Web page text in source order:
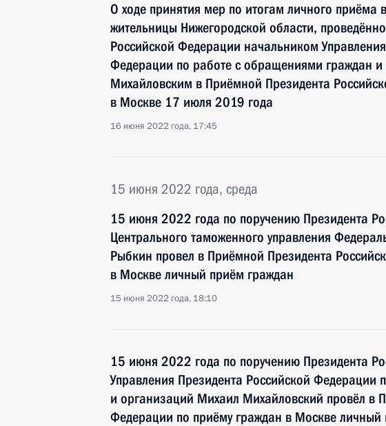
О ходе принятия мер по итогам личного приёма
жительницы Нижегородской области,
Российской Федерации начальником
Федерации по работе с обращениями граждан
Михайловским в Приёмной Президента
в Москве 17 июля 2019 года
16 июня 2022 года, 17:45
15 июня 2022 года, среда
15 июня 2022 года по поручению Президента
Центрального таможенного управления
Рыбкин провел в Приёмной Президента
в Москве личный приём граждан
15 июня 2022 года, 18:10
15 июня 2022 года по поручению Президента
Управления Президента Российской
и организаций Михаил Михайловский провёл в
Федерации по приёму граждан в Москве